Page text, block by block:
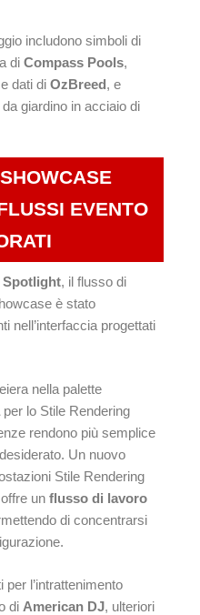
includono simboli di
di Compass Pools,
dati di OzBreed, e
giardino in acciaio di
EVENTO
Spotlight, il flusso di
è stato
nell’interfaccia progettati
nella palette
per lo Stile Rendering
rendono più semplice
Un nuovo
Stile Rendering
un flusso di lavoro
di concentrarsi
l’intrattenimento
di American DJ, ulteriori